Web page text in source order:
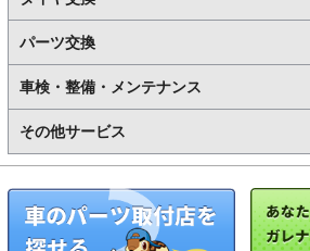
パーツ交換
車検・整備・メンテナンス
その他サービス